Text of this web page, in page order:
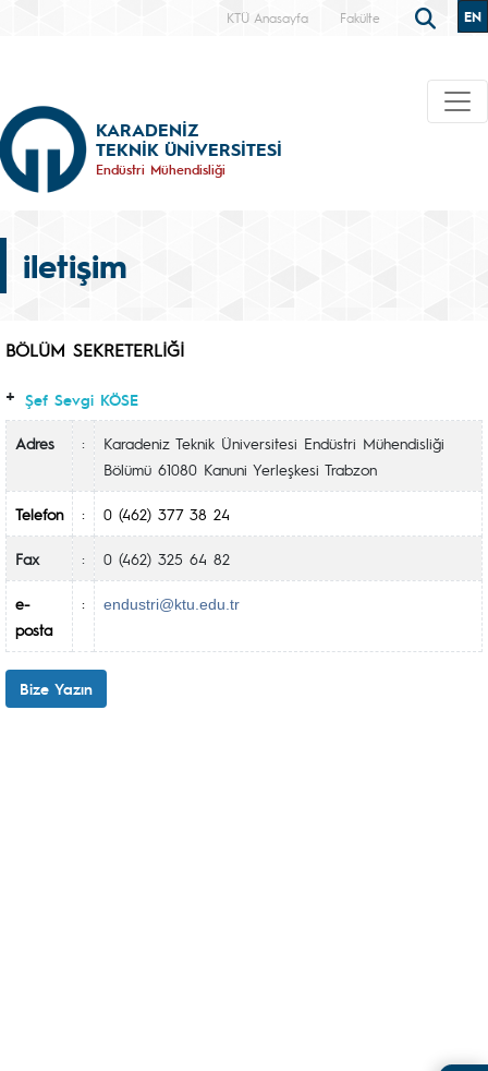
KTÜ Anasayfa Fakülte EN
KARADENİZ
TEKNİK ÜNİVERSİTESİ
Endüstri Mühendisliği
iletişim
BÖLÜM SEKRETERLİĞİ
+ Şef Sevgi KÖSE
Adres :
Karadeniz Teknik Üniversitesi Endüstri Mühendisliği
Bölümü 61080 Kanuni Yerleşkesi Trabzon
Telefon : 0 (462) 377 38 24
Fax : 0 (462) 325 64 82
e-
posta
: endustri@ktu.edu.tr
Bize Yazın